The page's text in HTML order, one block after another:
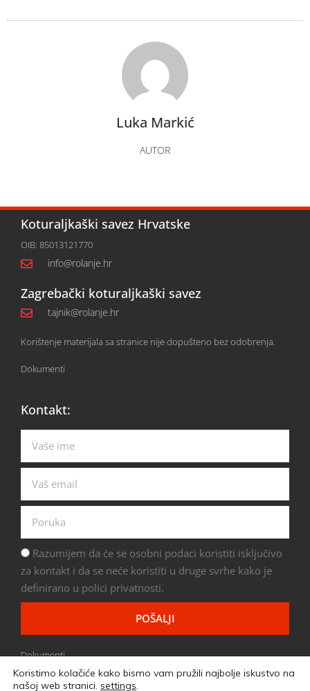
Luka Markić
AUTOR
Koturaljkaški savez Hrvatske
OIB: 85013121770
info@rolanje.hr
Zagrebački koturaljkaški savez
tajnik@rolanje.hr
Korištenje materijala sa stranice nije dopušteno bez odobrenja.
Dokumenti
Kontakt:
Razumijem da će se osobni podaci koristiti isključivo
za kontakt i da se neće koristiti u druge svrhe kako je
definirano u polici privatnosti.
POŠALJI
Dokumenti
Koristimo kolačiće kako bismo vam pružili najbolje iskustvo na
našoj web stranici. settings.